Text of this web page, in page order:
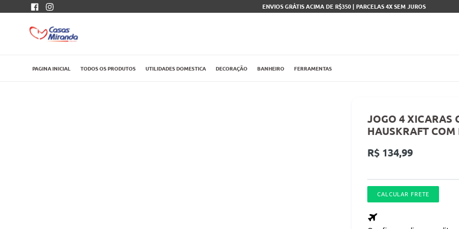
para
Facebook ENVIOS GRÁTIS ACIMA DE R$350 | PARCELAS 4X SEM JUROS
PAGINA INICIAL TODOS OS PRODUTOS UTILIDADES DOMESTICA DECORAÇÃO BANHEIRO FERRAMENTAS
JOGO 4 XICARAS
HAUSKRAFT COM
Preço
R$ 134,99
CALCULAR FRETE